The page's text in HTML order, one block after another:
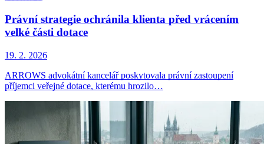
Právní strategie ochránila klienta před vrácením
velké části dotace
19. 2. 2026
ARROWS advokátní kancelář poskytovala právní zastoupení
příjemci veřejné dotace, kterému hrozilo…